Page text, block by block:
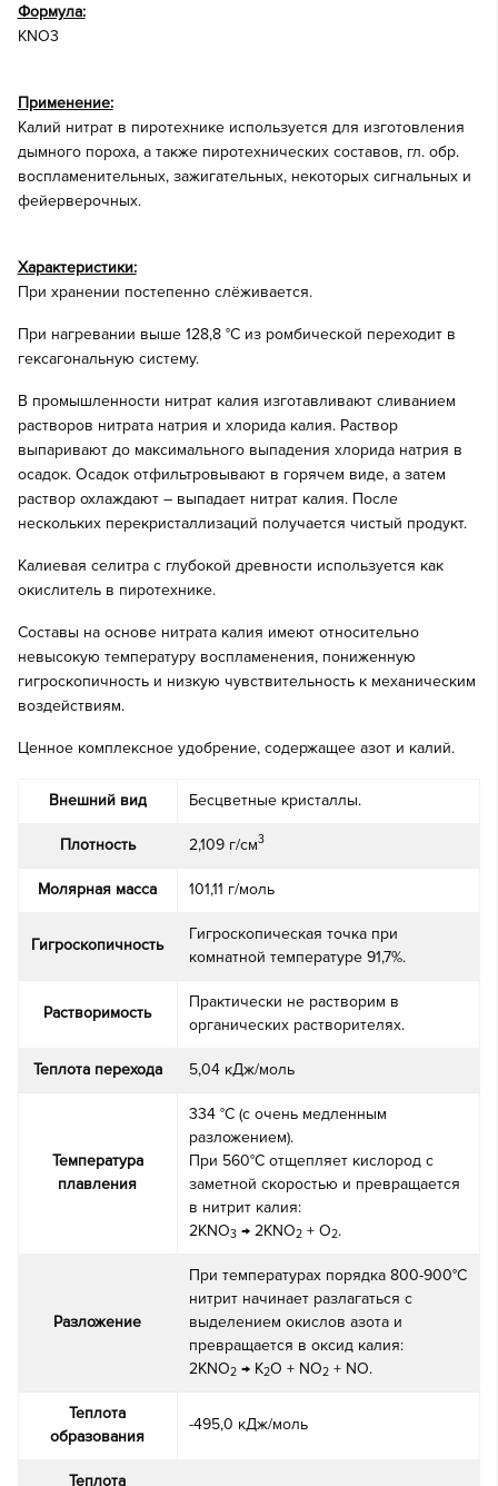
Формула:
KNO3
Применение:
Калий нитрат в пиротехнике используется для изготовления
дымного пороха, а также пиротехнических составов, гл. обр.
воспламенительных, зажигательных, некоторых сигнальных и
фейерверочных.
Характеристики:
При хранении постепенно слёживается.
При нагревании выше 128,8 °С из ромбической переходит в
гексагональную систему.
В промышленности нитрат калия изготавливают сливанием
растворов нитрата натрия и хлорида калия. Раствор
выпаривают до максимального выпадения хлорида натрия в
осадок. Осадок отфильтровывают в горячем виде, а затем
раствор охлаждают – выпадает нитрат калия. После
нескольких перекристаллизаций получается чистый продукт.
Калиевая селитра с глубокой древности используется как
окислитель в пиротехнике.
Составы на основе нитрата калия имеют относительно
невысокую температуру воспламенения, пониженную
гигроскопичность и низкую чувствительность к механическим
воздействиям.
Ценное комплексное удобрение, содержащее азот и калий.
Внешний вид Бесцветные кристаллы.
Плотность 2,109 г/см3
Молярная масса 101,11 г/моль
Гигроскопичность
Гигроскопическая точка при
комнатной температуре 91,7%.
Растворимость
Практически не растворим в
органических растворителях.
Теплота перехода 5,04 кДж/моль
Температура
плавления
334 °С (с очень медленным
разложением).
При 560°С отщепляет кислород с
заметной скоростью и превращается
в нитрит калия:
2KNO3→ 2KNO2+ O2.
Разложение
При температурах порядка 800-900°С
нитрит начинает разлагаться с
выделением окислов азота и
превращается в оксид калия:
2KNO2→ K2O + NO2+ NO.
Теплота
образования
-495,0 кДж/моль
Теплота